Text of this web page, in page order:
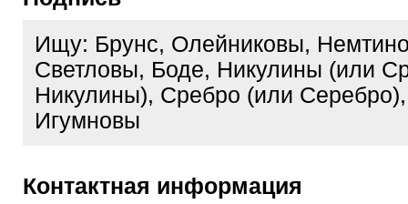
Ищу: Брунс, Олейниковы,
Светловы, Боде, Никулины (или
Никулины), Сребро (или
Игумновы
Контактная информация